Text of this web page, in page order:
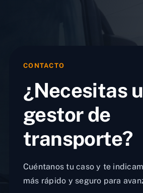
CONTACTO
¿Necesitas
gestor de
transporte?
Cuéntanos tu caso y te
más rápido y seguro para